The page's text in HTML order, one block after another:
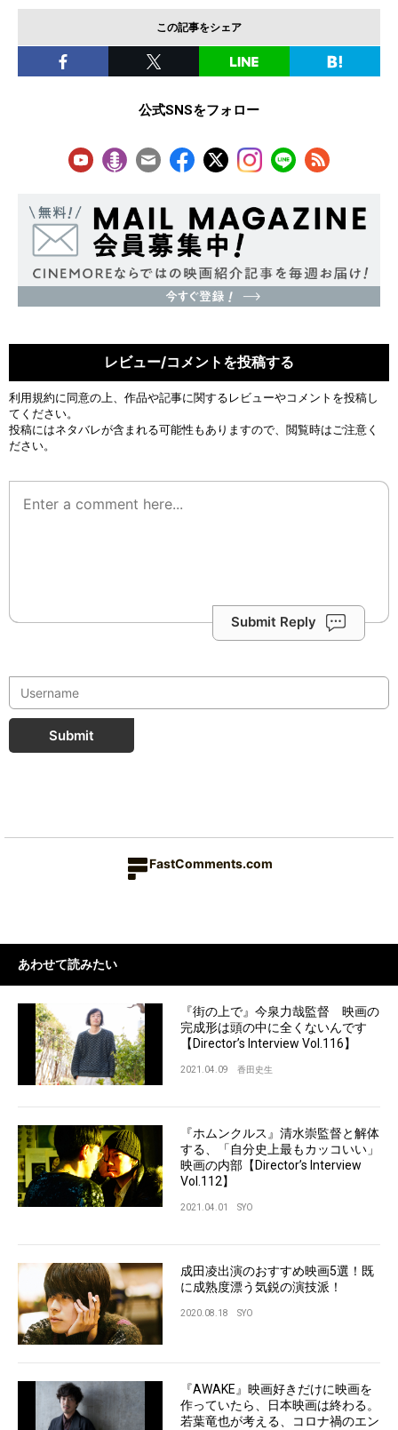
この記事をシェア
公式SNSをフォロー
レビュー/コメントを投稿する
利用規約に同意の上、作品や記事に関するレビューやコメントを投稿し
てください。
投稿にはネタバレが含まれる可能性もありますので、閲覧時はご注意く
ださい。
Submit Reply
Submit
FastComments.com
あわせて読みたい
『街の上で』今泉力哉監督 映画の
完成形は頭の中に全くないんです
【Director’s Interview Vol.116】
2021.04.09 香田史生
『ホムンクルス』清水崇監督と解体
する、「自分史上最もカッコいい」
映画の内部【Director’s Interview
Vol.112】
2021.04.01 SYO
成田凌出演のおすすめ映画5選！既
に成熟度漂う気鋭の演技派！
2020.08.18 SYO
『AWAKE』映画好きだけに映画を
作っていたら、日本映画は終わる。
若葉竜也が考える、コロナ禍のエン